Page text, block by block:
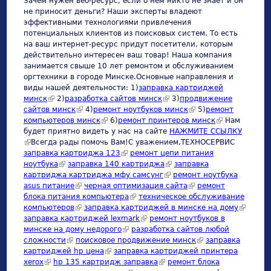
не приносит деньги? Наши эксперты владеют
эффективными технологиями привлечения
потенциальных клиентов из поисковых систем. То есть
на ваш интернет-ресурс придут посетители, которым
действительно интересен ваш товар! Наша компания
занимается свыше 10 лет ремонтом и обслуживанием
оргтехники в городе Минске.Основные направления и
виды нашей деятельности: 1)заправка картриджей
минск(link is external)
2)разработка сайтов минск(link is external)
3)продвижение
сайтов минск(link is external)
4)ремонт ноутбуков минск(link is external)
5)ремонт
компьютеров минск(link is external)
6)ремонт принтеров минск(link is
external)
Нам
будет приятно видеть у нас на сайте НАЖМИТЕ ССЫЛКУ
(link is external)
Всегда рады помочь Вам!С уважением,ТЕХНОСЕРВИC
заправка картриджа 123 (link is external)
ремонт цепи питания
ноутбука(link is external)
заправка 140 картриджа(link is external)
заправка
картриджа картриджа мфу самсунг(link is external)
ремонт ноутбука
asus питание(link is external)
черная оптимизация сайта(link is external)
ремонт
блока питания компьютера(link is external)
техническое обслуживание
компьютеров(link is external)
заправка картриджей в минске на дому(link is
заправка картриджей lexmark(link is external)
ремонт ноутбуков в
минске на дому недорого(link is external)
разработка сайтов любой
сложности (link is external)
поисковое продвижение минск(link is external)
заправка
картриджей hp цена(link is external)
заправка картриджей принтера
xerox(link is external)
hp 135 картридж заправка(link is external)
ремонт блока